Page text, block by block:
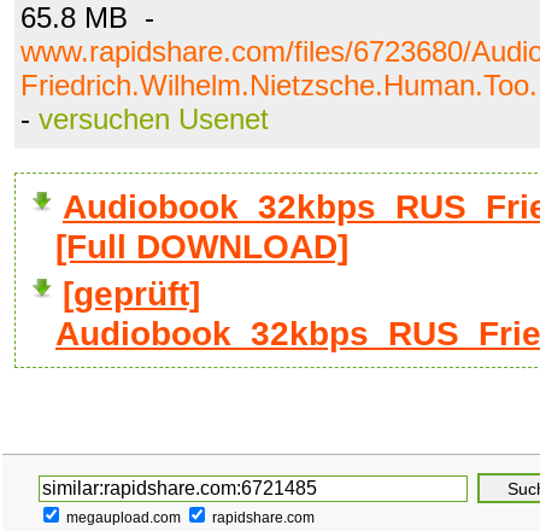
65.8 MB -
www.rapidshare.com/files/6723680/
- versuchen Usenet
[Full DOWNLOAD]
[geprüft]
megaupload.com rapidshare.com